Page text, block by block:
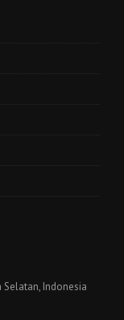
Selatan, Indonesia